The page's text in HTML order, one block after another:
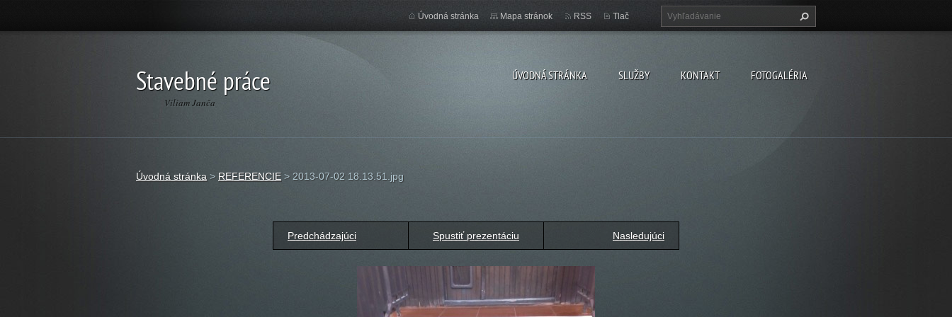
Stavebné práce
Viliam Janča
ÚVODNÁ STRÁNKA SLUŽBY KONTAKT FOTOGALÉRIA
Úvodná stránka Mapa stránok RSS Tlač
Úvodná stránka > REFERENCIE > 2013-07-02 18.13.51.jpg
Predchádzajúci Spustiť prezentáciu Nasledujúci